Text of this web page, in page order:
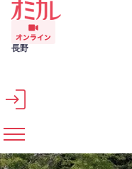
メインコンテンツへスキップ
長野